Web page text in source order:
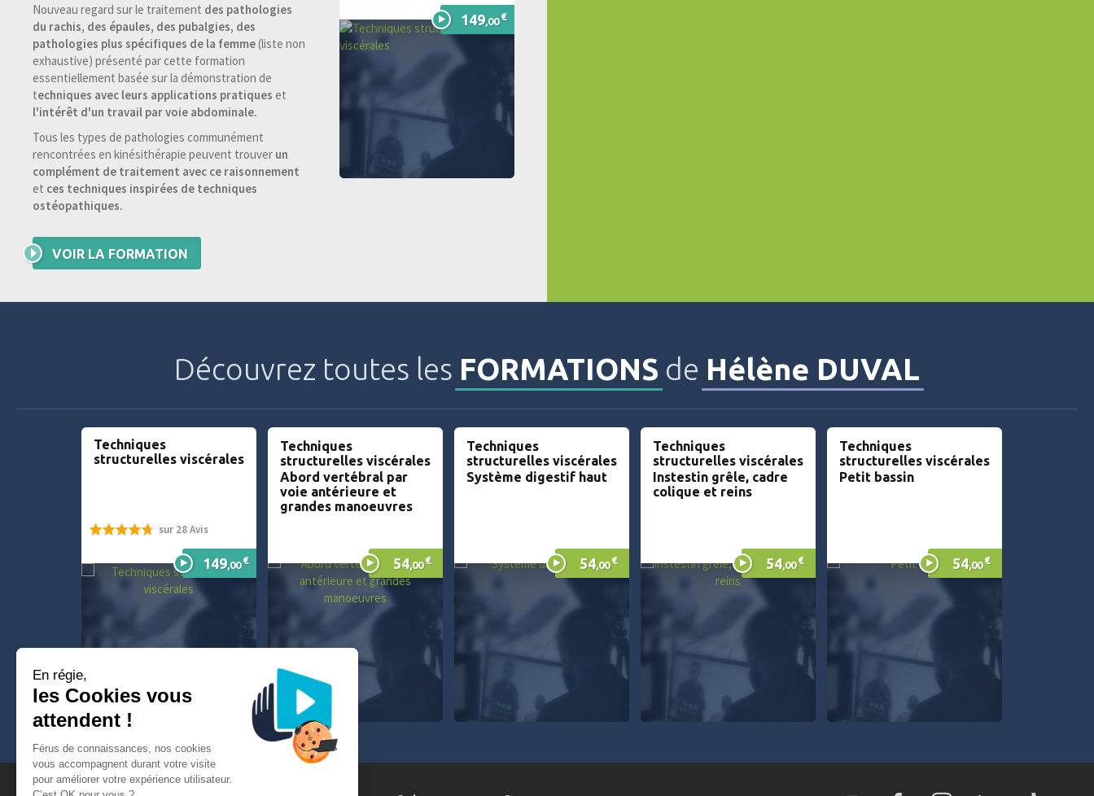
Nouveau regard sur le traitement des pathologies
du rachis, des épaules, des pubalgies, des
pathologies plus spécifiques de la femme(liste non
exhaustive) présenté par cette formation
essentiellement basée sur la démonstration de
techniques avec leurs applications pratiques et
l'intérêt d'un travail par voie abdominale.
Tous les types de pathologies communément
rencontrées en kinésithérapie peuvent trouver un
complément de traitement avec ce raisonnement
et ces techniques inspirées de techniques
ostéopathiques.
VOIR LA FORMATION
149,00€
Découvrez toutes les FORMATIONS de Hélène DUVAL
Techniques
structurelles viscérales
sur 28 Avis
149,00€
Techniques
structurelles viscérales
Abord vertébral par
voie antérieure et
grandes manoeuvres
54,00€
Techniques
structurelles viscérales
Système digestif haut
54,00€
Techniques
structurelles viscérales
Instestin grêle, cadre
colique et reins
54,00€
Techniques
structurelles viscérales
Petit bassin
54,00€
En régie,
les Cookies vous
attendent !
Férus de connaissances, nos cookies
vous accompagnent durant votre visite
pour améliorer votre expérience utilisateur.